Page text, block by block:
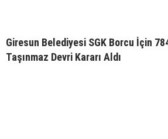
Giresun Belediyesi SGK Borcu İçin
Taşınmaz Devri Kararı Aldı